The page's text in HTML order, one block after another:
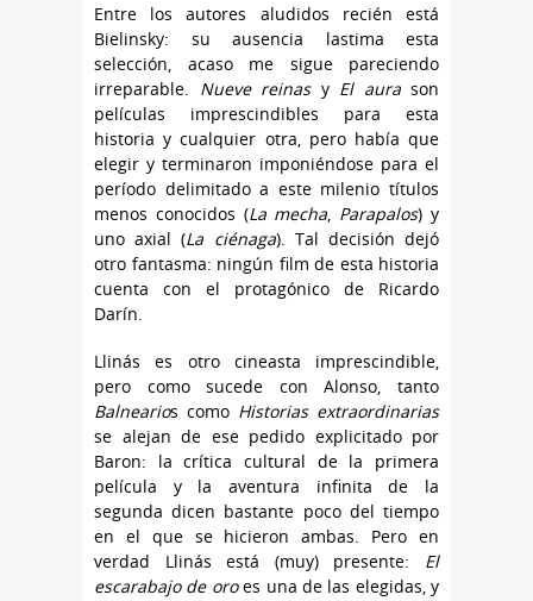
Entre los autores aludidos recién está
Bielinsky: su ausencia lastima esta
selección, acaso me sigue pareciendo
irreparable. Nueve reinasy El aurason
películas imprescindibles para esta
historia y cualquier otra, pero había que
elegir y terminaron imponiéndose para el
período delimitado a este milenio títulos
menos conocidos (La mecha, Parapalos) y
uno axial (La ciénaga). Tal decisión dejó
otro fantasma: ningún film de esta historia
cuenta con el protagónico de Ricardo
Darín.
Llinás es otro cineasta imprescindible,
pero como sucede con Alonso, tanto
Balnearios como Historias extraordinarias
se alejan de ese pedido explicitado por
Baron: la crítica cultural de la primera
película y la aventura infinita de la
segunda dicen bastante poco del tiempo
en el que se hicieron ambas. Pero en
verdad Llinás está (muy) presente: El
escarabajo de oroes una de las elegidas, y